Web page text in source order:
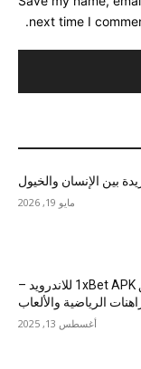
next time I
بين الإنسان والخيول
مايو 19, 2026
عنوان: تحميل تطبيق 1xBet APK للاندرويد –
الرياضية والألعاب
أغسطس 13, 2025